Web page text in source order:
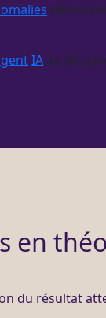
IA, la
en
du résultat